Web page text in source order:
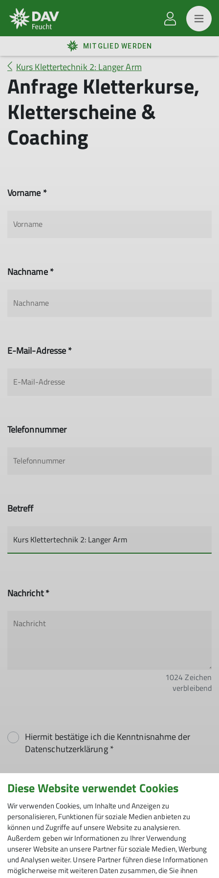
MITGLIED WERDEN
Kurs Klettertechnik 2: Langer Arm
Anfrage Kletterkurse,
Kletterscheine &
Coaching
Vorname *
Nachname *
E-Mail-Adresse *
Telefonnummer
Betreff
Nachricht *
1024Zeichen
verbleibend
Hiermit bestätige ich die Kenntnisnahme der
Datenschutzerklärung *
Hiermit erkläre ich mich einverstanden, dass
meine in das Kontaktformular eingegebenen
Daten elektronisch gesichert und zum Zweck der
Kontaktaufnahme verarbeitet und genutzt
werden. Mir ist bekannt, dass ich meine
Einwilligung jederzeit wiederrufen kann. *
Mit (*) markierte Felder
Diese Website verwendet Cookies
Wir verwenden Cookies, um Inhalte und Anzeigen zu
personalisieren, Funktionen für soziale Medien anbieten zu
können und Zugriffe auf unsere Website zu analysieren.
Außerdem geben wir Informationen zu Ihrer Verwendung
unserer Website an unsere Partner für soziale Medien, Werbung
und Analysen weiter. Unsere Partner führen diese Informationen
möglicherweise mit weiteren Daten zusammen, die Sie ihnen